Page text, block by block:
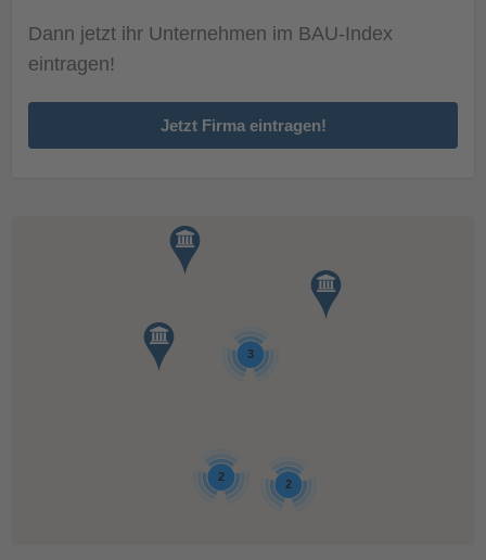
Dann jetzt ihr Unternehmen im BAU-Index
eintragen!
Jetzt Firma eintragen!
3
2
2